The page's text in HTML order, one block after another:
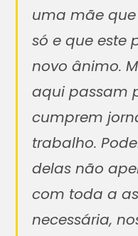
uma mãe
só e que este
novo ânimo.
aqui passam
cumprem
trabalho.
delas não
com toda a
necessária,